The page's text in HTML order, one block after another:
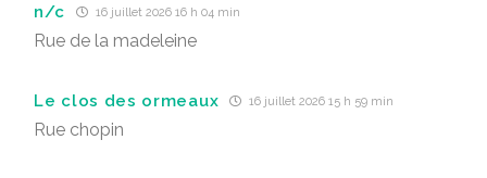
n/c 16 juillet 2026 16 h 04 min
Rue de la madeleine
Le clos des ormeaux 16 juillet 2026 15 h 59 min
Rue chopin